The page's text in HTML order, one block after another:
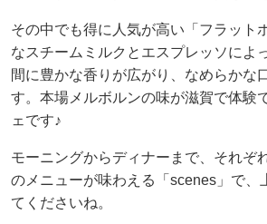
その中でも得に人気が高い「フラット
なスチームミルクとエスプレッソによ
間に豊かな香りが広がり、なめらかな
す。本場メルボルンの味が滋賀で体験
ェです♪
モーニングからディナーまで、それぞ
のメニューが味わえる「scenes」で、
てくださいね。